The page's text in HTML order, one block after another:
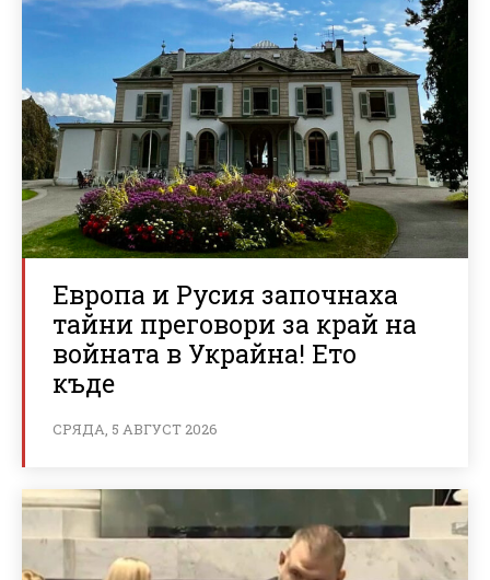
Европа и Русия започнаха
тайни преговори за край на
войната в Украйна! Ето
къде
СРЯДА, 5 АВГУСТ 2026